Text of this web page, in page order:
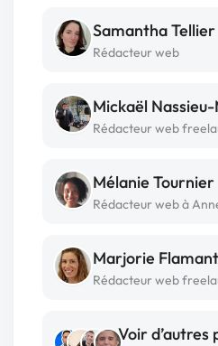
Samantha Tellier
Rédacteur web
Mickaël
Rédacteur web
Mélanie Tournier
Rédacteur web à
Marjorie Flamant
Rédacteur web
Voir d’autres